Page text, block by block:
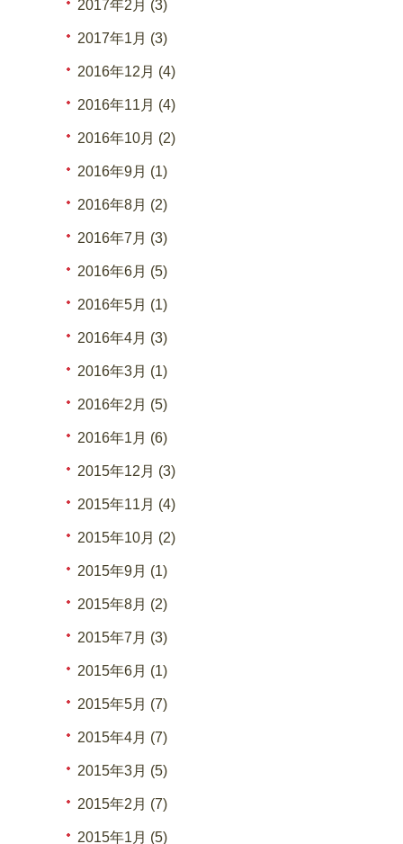
2017年2月 (3)
2017年1月 (3)
2016年12月 (4)
2016年11月 (4)
2016年10月 (2)
2016年9月 (1)
2016年8月 (2)
2016年7月 (3)
2016年6月 (5)
2016年5月 (1)
2016年4月 (3)
2016年3月 (1)
2016年2月 (5)
2016年1月 (6)
2015年12月 (3)
2015年11月 (4)
2015年10月 (2)
2015年9月 (1)
2015年8月 (2)
2015年7月 (3)
2015年6月 (1)
2015年5月 (7)
2015年4月 (7)
2015年3月 (5)
2015年2月 (7)
2015年1月 (5)